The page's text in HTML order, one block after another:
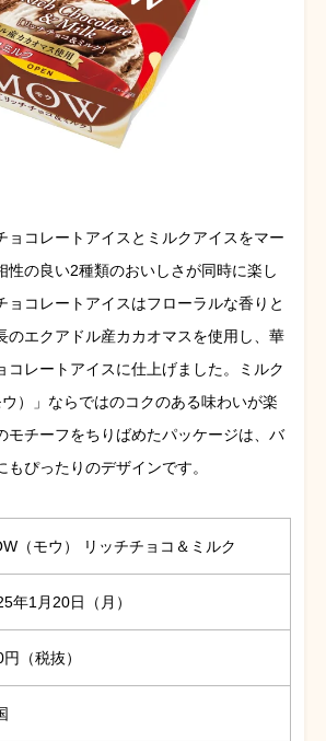
ョコレートアイスとミルクアイスをマー
性の良い2種類のおいしさが同時に楽し
ョコレートアイスはフローラルな香りと
のエクアドル産カカオマスを使用し、華
コレートアイスに仕上げました。ミルク
）」ならではのコクのある味わいが楽
モチーフをちりばめたパッケージは、バ
もぴったりのデザインです。
（モウ） リッチチョコ＆ミルク
年1月20日（月）
（税抜）